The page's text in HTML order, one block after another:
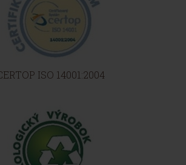
ISO 14001:2004